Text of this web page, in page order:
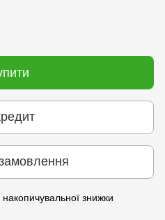
знижки